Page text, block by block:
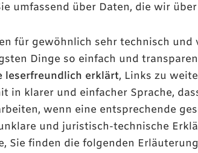
umfassend über Daten, die wir
für gewöhnlich sehr technisch
Dinge so einfach und
leserfreundlich erklärt, Links zu
in klarer und einfacher Sprache,
wenn eine entsprechende
und juristisch-technische
Sie finden die folgenden